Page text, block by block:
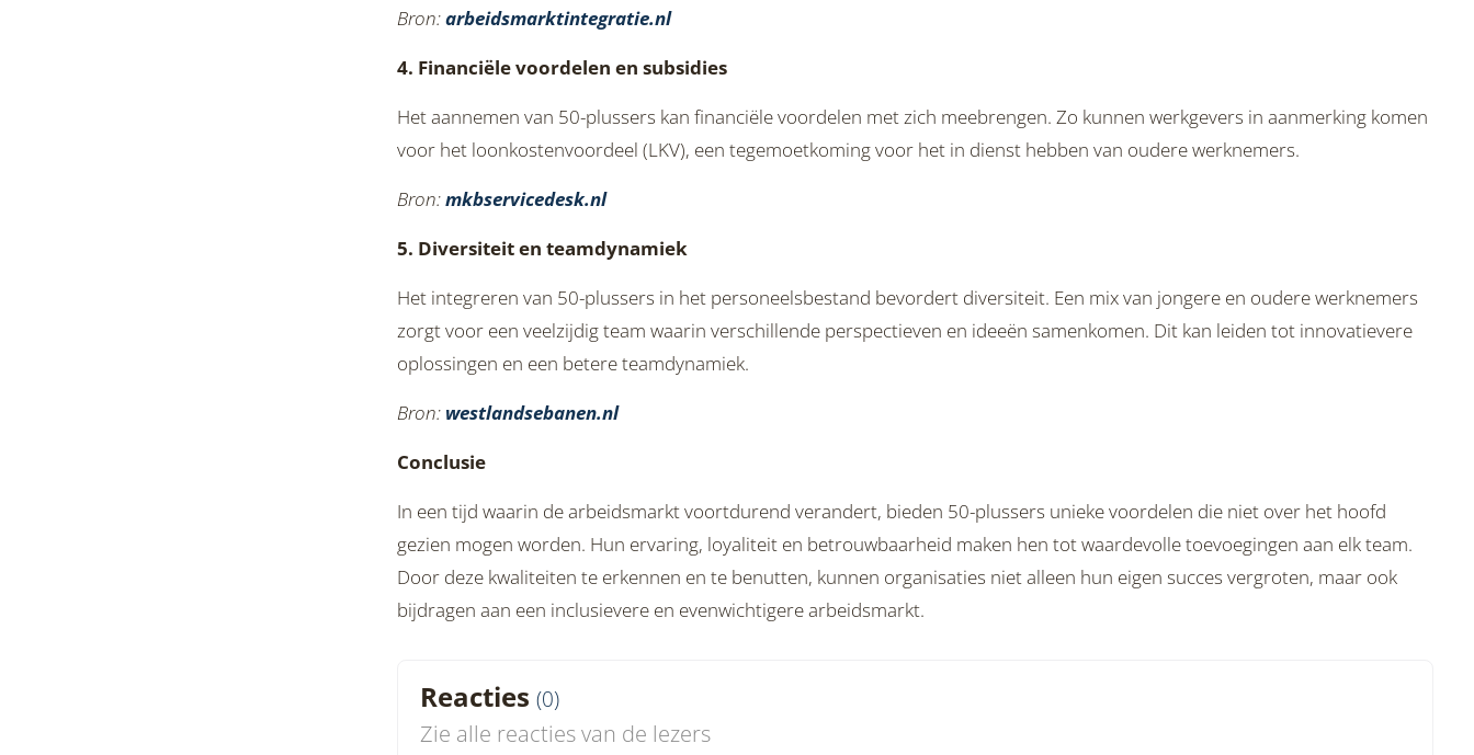
Bron:arbeidsmarktintegratie.nl
4. Financiële voordelen en subsidies
Het aannemen van 50-plussers kan financiële voordelen met zich meebrengen. Zo kunnen werkgevers in aanmerking komen
voor het loonkostenvoordeel (LKV), een tegemoetkoming voor het in dienst hebben van oudere werknemers.
Bron:mkbservicedesk.nl
5. Diversiteit en teamdynamiek
Het integreren van 50-plussers in het personeelsbestand bevordert diversiteit. Een mix van jongere en oudere werknemers
zorgt voor een veelzijdig team waarin verschillende perspectieven en ideeën samenkomen. Dit kan leiden tot innovatievere
oplossingen en een betere teamdynamiek.
Bron: westlandsebanen.nl
Conclusie
In een tijd waarin de arbeidsmarkt voortdurend verandert, bieden 50-plussers unieke voordelen die niet over het hoofd
gezien mogen worden. Hun ervaring, loyaliteit en betrouwbaarheid maken hen tot waardevolle toevoegingen aan elk team.
Door deze kwaliteiten te erkennen en te benutten, kunnen organisaties niet alleen hun eigen succes vergroten, maar ook
bijdragen aan een inclusievere en evenwichtigere arbeidsmarkt.
Reacties (0)
Zie alle reacties van de lezers